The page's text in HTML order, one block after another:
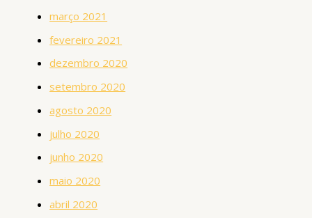
março 2021
fevereiro 2021
dezembro 2020
setembro 2020
agosto 2020
julho 2020
junho 2020
maio 2020
abril 2020